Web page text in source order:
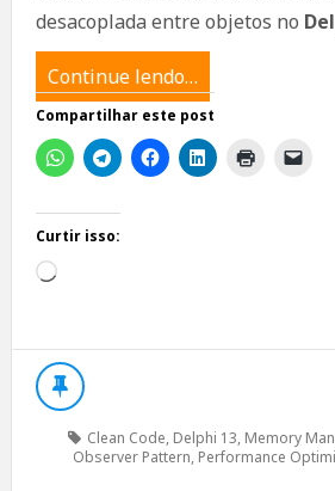
desacoplada entre objetos no
Continue lendo…
Compartilhar este post
Curtir isso:
Carregando...
Clean Code, Delphi 13, Memory
Observer Pattern, Performance